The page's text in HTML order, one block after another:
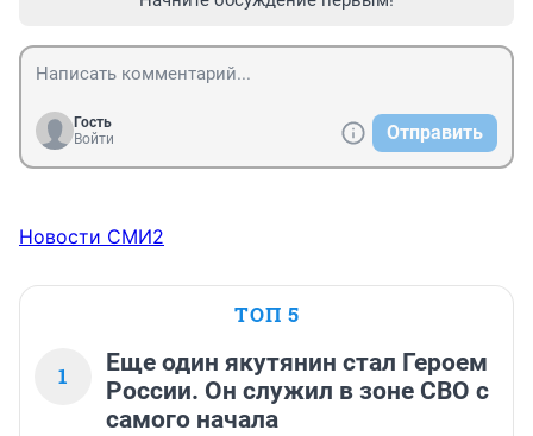
Гость
Войти
Отправить
Новости СМИ2
ТОП 5
1
Еще один якутянин стал Героем
России. Он служил в зоне СВО с
самого начала